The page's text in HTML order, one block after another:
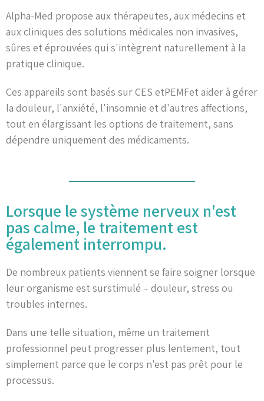
Alpha-Med propose aux thérapeutes, aux médecins et
aux cliniques des solutions médicales non invasives,
sûres et éprouvées qui s'intègrent naturellement à la
pratique clinique.
Ces appareils sont basés sur CES etPEMFet aider à gérer
la douleur, l'anxiété, l'insomnie et d'autres affections,
tout en élargissant les options de traitement, sans
dépendre uniquement des médicaments.
Lorsque le système nerveux n'est
pas calme, le traitement est
également interrompu.
De nombreux patients viennent se faire soigner lorsque
leur organisme est surstimulé – douleur, stress ou
troubles internes.
Dans une telle situation, même un traitement
professionnel peut progresser plus lentement, tout
simplement parce que le corps n'est pas prêt pour le
processus.